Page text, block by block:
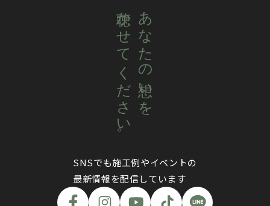
あなたの想いを
聴かせてください。
SNSでも施工例やイベントの
最新情報を配信しています